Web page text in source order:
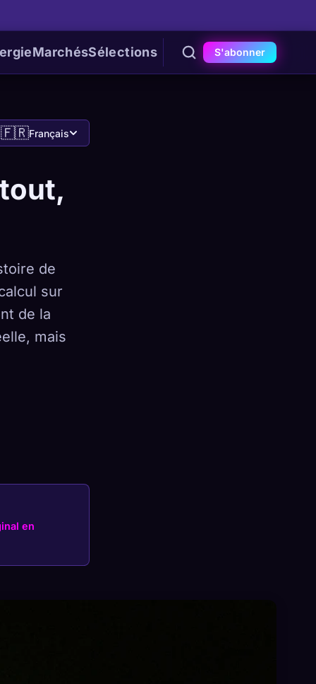
MarchésSélections S'abonner
🇫🇷Français
de
sur
de la
mais
en